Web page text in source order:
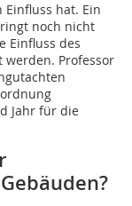
Einfluss hat. Ein
noch nicht
Einfluss des
Professor
Jahr für die